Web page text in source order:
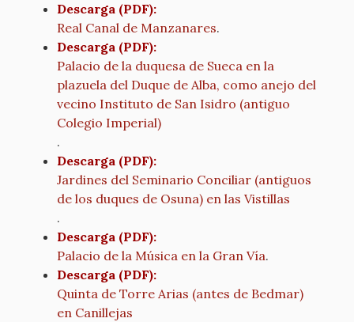
Descarga (PDF):
Real Canal de Manzanares.
Descarga (PDF):
Palacio de la duquesa de Sueca en la
plazuela del Duque de Alba, como anejo del
vecino Instituto de San Isidro (antiguo
Colegio Imperial)
.
Descarga (PDF):
Jardines del Seminario Conciliar (antiguos
de los duques de Osuna) en las Vistillas
.
Descarga (PDF):
Palacio de la Música en la Gran Vía.
Descarga (PDF):
Quinta de Torre Arias (antes de Bedmar)
en Canillejas